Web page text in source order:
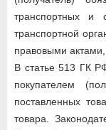
транспортных и
транспортной
правовыми
В статье 513 ГК
покупателем
поставленных
товара.